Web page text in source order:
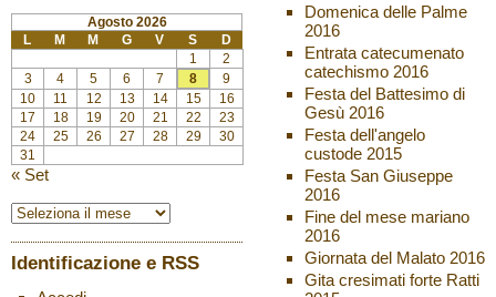
Agosto 2026
L
M M G V S
D
1
2
3
4 5 6 7 8
9
10
11 12 13 14 15
16
17
18 19 20 21 22
23
24
25 26 27 28 29
30
31
« Set
Identificazione e RSS
Domenica delle Palme
2016
Entrata catecumenato
catechismo 2016
Festa del Battesimo di
Gesù 2016
Festa dell'angelo
custode 2015
Festa San Giuseppe
2016
Fine del mese mariano
2016
Giornata del Malato 2016
Gita cresimati forte Ratti